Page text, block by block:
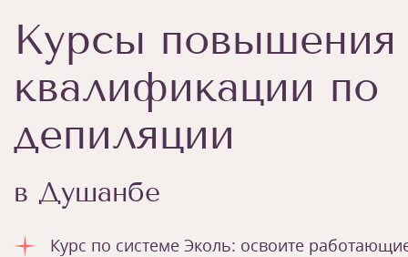
Курсы повышения
квалификации по
депиляции
в Душанбе
Курс по системе Эколь: освоите